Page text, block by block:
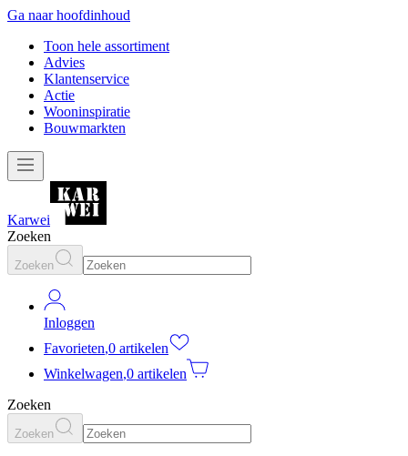
Ga naar hoofdinhoud
Toon hele assortiment
Advies
Klantenservice
Actie
Wooninspiratie
Bouwmarkten
Karwei
Zoeken
Zoeken
Inloggen
Favorieten,0 artikelen
Winkelwagen,0 artikelen
Zoeken
Zoeken